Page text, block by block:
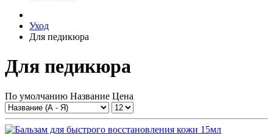
Уход
Для педикюра
Для педикюра
По умолчанию Название Цена